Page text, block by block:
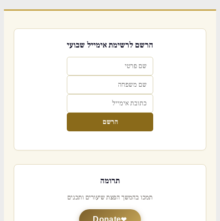
הרשם לרשימת אימייל שבועי
הרשם
תרומה
תמכו בהמשך הפצת שיעורים ותכנים
Donate